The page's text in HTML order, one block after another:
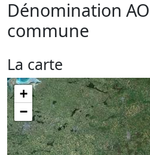
Dénomination
commune
La carte
+
−